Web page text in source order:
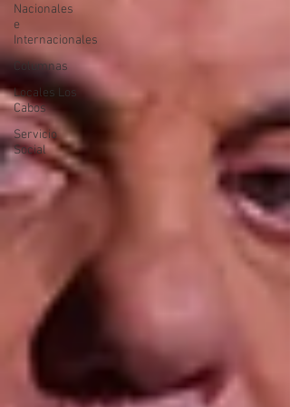
Nacionales
e
Internacionales
Columnas
Locales Los
Cabos
Servicio
Social